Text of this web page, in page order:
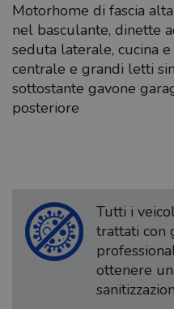
Motorhome di fascia
nel basculante, dinette
seduta laterale, cucina
centrale e grandi letti
sottostante gavone
posteriore
Tutti i
trattati con
ottenere